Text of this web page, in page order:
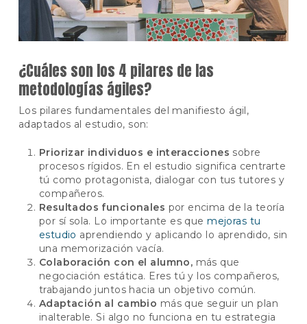
¿Cuáles son los 4 pilares de las
metodologías ágiles?
Los pilares fundamentales del manifiesto ágil,
adaptados al estudio, son:
Priorizar individuos e interacciones sobre
procesos rígidos. En el estudio significa centrarte
tú como protagonista, dialogar con tus tutores y
compañeros.
Resultados funcionales por encima de la teoría
por sí sola. Lo importante es quemejoras tu
estudio aprendiendo y aplicando lo aprendido, sin
una memorización vacía.
Colaboración con el alumno, más que
negociación estática. Eres tú y los compañeros,
trabajando juntos hacia un objetivo común.
Adaptación al cambio más que seguir un plan
inalterable. Si algo no funciona en tu estrategia